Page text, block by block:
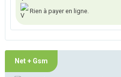
Rien à payer en ligne.
Net + Gsm